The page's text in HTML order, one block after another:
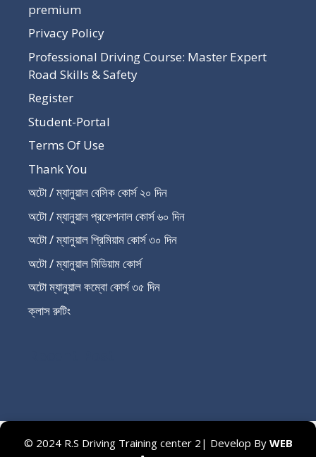
premium
Privacy Policy
Professional Driving Course: Master Expert
Road Skills & Safety
Register
Student-Portal
Terms Of Use
Thank You
অটো / ম্যানুয়াল বেসিক কোর্স ২০ দিন
অটো / ম্যানুয়াল প্রফেশনাল কোর্স ৬০ দিন
অটো / ম্যানুয়াল প্রিমিয়াম কোর্স ৩০ দিন
অটো / ম্যানুয়াল মিডিয়াম কোর্স
অটো ম্যানুয়াল কম্বো কোর্স ৩৫ দিন
ক্লাস রুটিং
© 2024 R.S Driving Training center 2| Develop By WEB